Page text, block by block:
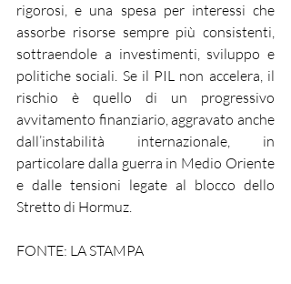
rigorosi, e una spesa per interessi che
assorbe risorse sempre più consistenti,
sottraendole a investimenti, sviluppo e
politiche sociali. Se il PIL non accelera, il
rischio è quello di un progressivo
avvitamento finanziario, aggravato anche
dall’instabilità internazionale, in
particolare dalla guerra in Medio Oriente
e dalle tensioni legate al blocco dello
Stretto di Hormuz.
FONTE: LA STAMPA